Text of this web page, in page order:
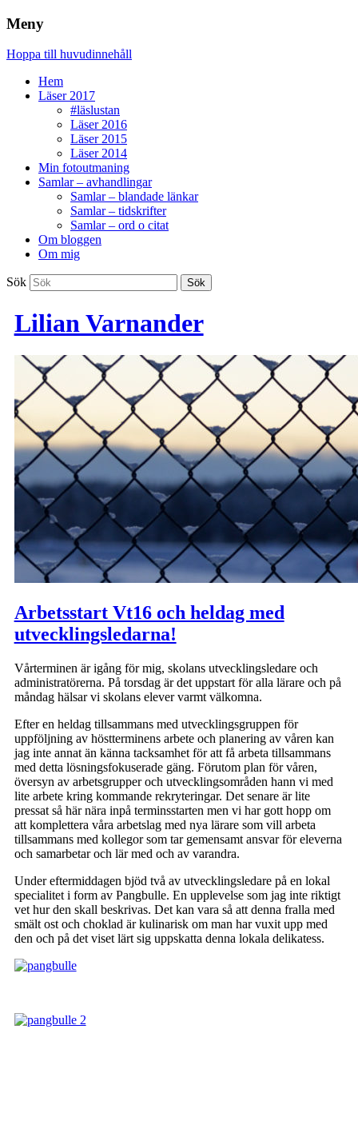
Meny
Hoppa till huvudinnehåll
Hem
Läser 2017
#läslustan
Läser 2016
Läser 2015
Läser 2014
Min fotoutmaning
Samlar – avhandlingar
Samlar – blandade länkar
Samlar – tidskrifter
Samlar – ord o citat
Om bloggen
Om mig
Sök
Lilian Varnander
Arbetsstart Vt16 och heldag med
utvecklingsledarna!
Vårterminen är igång för mig, skolans utvecklingsledare och
administratörerna. På torsdag är det uppstart för alla lärare och på
måndag hälsar vi skolans elever varmt välkomna.
Efter en heldag tillsammans med utvecklingsgruppen för
uppföljning av höstterminens arbete och planering av våren kan
jag inte annat än känna tacksamhet för att få arbeta tillsammans
med detta lösningsfokuserade gäng. Förutom plan för våren,
översyn av arbetsgrupper och utvecklingsområden hann vi med
lite arbete kring kommande rekryteringar. Det senare är lite
pressat så här nära inpå terminsstarten men vi har gott hopp om
att komplettera våra arbetslag med nya lärare som vill arbeta
tillsammans med kollegor som tar gemensamt ansvar för eleverna
och samarbetar och lär med och av varandra.
Under eftermiddagen bjöd två av utvecklingsledare på en lokal
specialitet i form av Pangbulle. En upplevelse som jag inte riktigt
vet hur den skall beskrivas. Det kan vara så att denna fralla med
smält ost och choklad är kulinarisk om man har vuxit upp med
den och på det viset lärt sig uppskatta denna lokala delikatess.